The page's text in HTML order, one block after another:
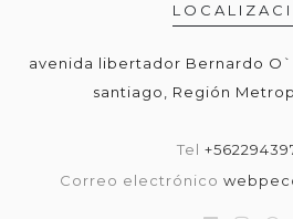
avenida libertador Bernardo
santiago, Región
Tel
Correo electrónico